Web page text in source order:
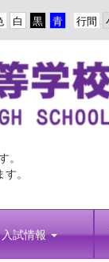
行間
。
。
入試情報